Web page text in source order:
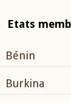
Etats
Bénin
Burkina